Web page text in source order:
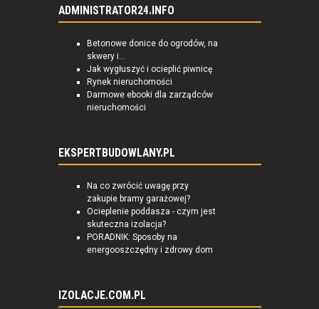
ADMINISTRATOR24.INFO
Betonowe donice do ogrodów, na
skwery i...
Jak wygłuszyć i ocieplić piwnicę
Rynek nieruchomości
Darmowe ebooki dla zarządców
nieruchomości
EKSPERTBUDOWLANY.PL
Na co zwrócić uwagę przy
zakupie bramy garażowej?
Ocieplenie poddasza - czym jest
skuteczna izolacja?
PORADNIK: Sposoby na
energooszczędny i zdrowy dom
IZOLACJE.COM.PL